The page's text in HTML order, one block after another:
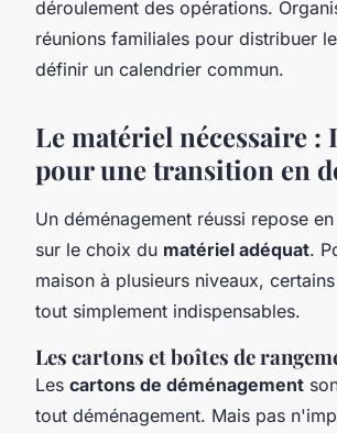
déroulement des opérations.
réunions familiales pour distribuer
définir un calendrier commun.
Le matériel nécessaire :
pour une transition en
Un déménagement réussi repose
sur le choix du matériel adéquat.
maison à plusieurs niveaux,
tout simplement indispensables.
Les cartons et boîtes de
Les cartons de déménagement
tout déménagement. Mais pas